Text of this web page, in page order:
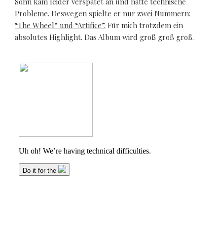
Probleme. Deswegen spielte er nur zwei Nummern:
“The Wheel” und “Artifice”. Für mich trotzdem ein
absolutes Highlight. Das Album wird groß groß groß.